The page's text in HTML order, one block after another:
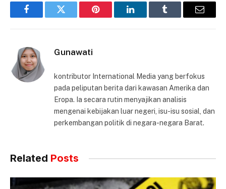
FacebookTwitter Pinterest LinkedInTumblr Email
Gunawati
kontributor International Media yang berfokus
pada peliputan berita dari kawasan Amerika dan
Eropa. Ia secara rutin menyajikan analisis
mengenai kebijakan luar negeri, isu-isu sosial, dan
perkembangan politik di negara-negara Barat.
Related Posts